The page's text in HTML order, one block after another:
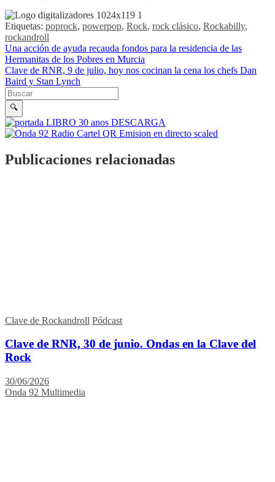
Etiquetas: poprock, powerpop, Rock, rock clásico, Rockabilly,
rockandroll
Navegación de entradas
Una acción de ayuda recauda fondos para la residencia de las
Hermanitas de los Pobres en Murcia
Clave de RNR, 9 de julio, hoy nos cocinan la cena los chefs Dan
Baird y Stan Lynch
Buscar en la web
Buscar
🔍
Publicaciones relacionadas
Clave de Rockandroll Pódcast
Clave de RNR, 30 de junio. Ondas en la Clave del
Rock
30/06/2026
Onda 92 Multimedia